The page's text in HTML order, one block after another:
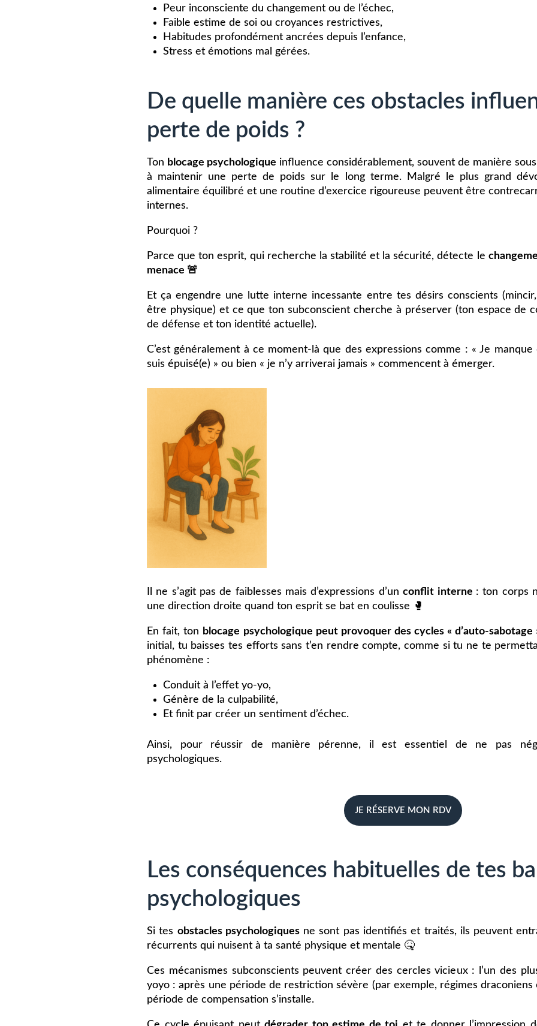
Peur inconsciente du changement ou de l’échec,
Faible estime de soi ou croyances restrictives,
Habitudes profondément ancrées depuis l’enfance,
Stress et émotions mal gérées.
De quelle manière ces obstacles
perte de poids ?
Ton blocage psychologique influence considérablement, souvent de manière
à maintenir une perte de poids sur le long terme. Malgré le plus grand
alimentaire équilibré et une routine d’exercice rigoureuse peuvent être
internes.
Pourquoi ?
Parce que ton esprit, qui recherche la stabilité et la sécurité, détecte le
menace 🚨
Et ça engendre une lutte interne incessante entre tes désirs conscients
être physique) et ce que ton subconscient cherche à préserver (ton espace de
de défense et ton identité actuelle).
C’est généralement à ce moment-là que des expressions comme : « Je
suis épuisé(e) » ou bien « je n’y arriverai jamais » commencent à émerger.
Il ne s’agit pas de faiblesses mais d’expressions d’unconflit interne : ton corps
une direction droite quand ton esprit se bat en coulisse 🥊
En fait, ton blocage psychologique peut provoquer des cycles « d’auto-sabotage
initial, tu baisses tes efforts sans t’en rendre compte, comme si tu ne te
phénomène :
Conduit à l’effet yo-yo,
Génère de la culpabilité,
Et finit par créer un sentiment d’échec.
Ainsi, pour réussir de manière pérenne, il est essentiel de ne pas
psychologiques.
JE RÉSERVE MON RDV
Les conséquences habituelles de tes
psychologiques
Si tes obstacles psychologiquesne sont pas identifiés et traités, ils peuvent
récurrents qui nuisent à ta santé physique et mentale 🤒
Ces mécanismes subconscients peuvent créer des cercles vicieux : l’un des
yoyo : après une période de restriction sévère (par exemple, régimes draconiens
période de compensation s’installe.